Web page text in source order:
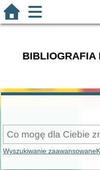
BIBLIOGRAFIA
Wyszukiwanie zaawansowane